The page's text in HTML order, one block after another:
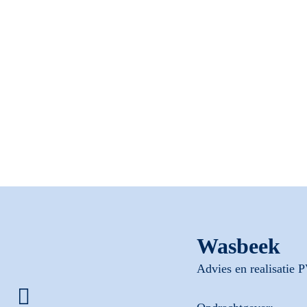
Wasbeek
Advies en realisatie